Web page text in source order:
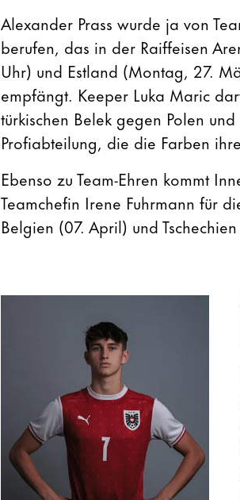
Alexander Prass wurde ja von
berufen, das in der Raiffeisen
Uhr) und Estland (Montag, 27.
empfängt. Keeper Luka Maric
türkischen Belek gegen Polen
Profiabteilung, die die Farben
Ebenso zu Team-Ehren kommt
Teamchefin Irene Fuhrmann für
Belgien (07. April) und